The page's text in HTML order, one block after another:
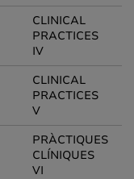
CLINICAL
PRACTICES
IV
CLINICAL
PRACTICES
V
PRÀCTIQUES
CLÍNIQUES
VI